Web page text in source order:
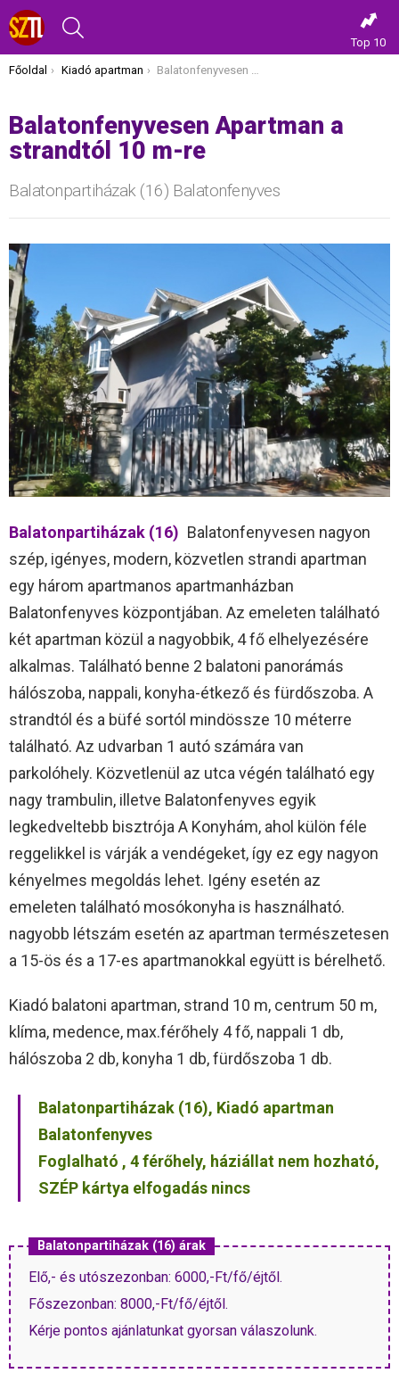
Top 10
Itt vagy most:
Főoldal Kiadó apartman Balatonfenyvesen Apartman a strandtól 10 m-re
Balatonfenyvesen Apartman a
strandtól 10 m-re
Balatonpartiházak (16) Balatonfenyves
Balatonpartiházak (16) Balatonfenyvesen nagyon
szép, igényes, modern, közvetlen strandi apartman
egy három apartmanos apartmanházban
Balatonfenyves központjában. Az emeleten található
két apartman közül a nagyobbik, 4 fő elhelyezésére
alkalmas. Található benne 2 balatoni panorámás
hálószoba, nappali, konyha-étkező és fürdőszoba. A
strandtól és a büfé sortól mindössze 10 méterre
található. Az udvarban 1 autó számára van
parkolóhely. Közvetlenül az utca végén található egy
nagy trambulin, illetve Balatonfenyves egyik
legkedveltebb bisztrója A Konyhám, ahol külön féle
reggelikkel is várják a vendégeket, így ez egy nagyon
kényelmes megoldás lehet. Igény esetén az
emeleten található mosókonyha is használható.
nagyobb létszám esetén az apartman természetesen
a 15-ös és a 17-es apartmanokkal együtt is bérelhető.
Kiadó balatoni apartman, strand 10 m, centrum 50 m,
klíma, medence, max.férőhely 4 fő, nappali 1 db,
hálószoba 2 db, konyha 1 db, fürdőszoba 1 db.
Balatonpartiházak (16), Kiadó apartman
Balatonfenyves
Foglalható , 4 férőhely, háziállat nem hozható,
SZÉP kártya elfogadás nincs
Balatonpartiházak (16) árak
Elő,- és utószezonban: 6000,-Ft/fő/éjtől.
Főszezonban: 8000,-Ft/fő/éjtől.
Kérje pontos ajánlatunkat gyorsan válaszolunk.